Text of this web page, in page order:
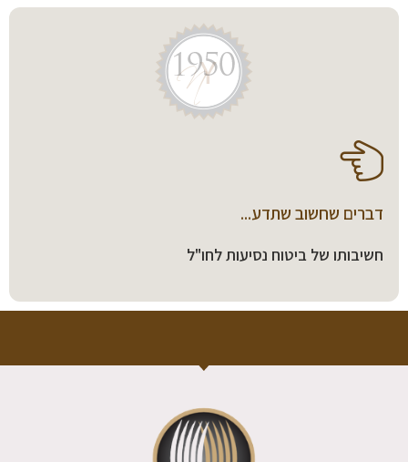
דברים שחשוב שתדע...
חשיבותו של ביטוח נסיעות לחו"ל